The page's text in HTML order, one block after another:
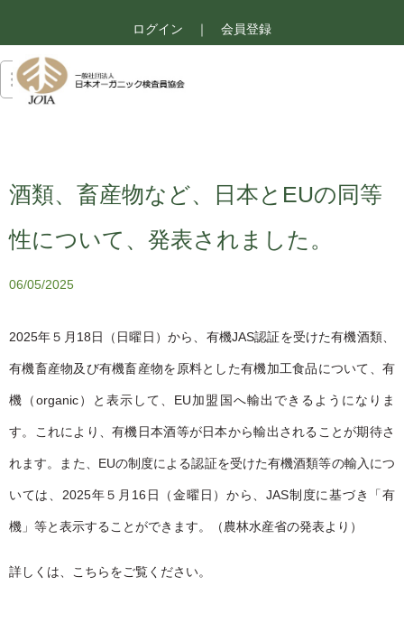
ログイン ｜ 会員登録
酒類、畜産物など、日本とEUの同等
性について、発表されました。
06/05/2025
2025年５月18日（日曜日）から、有機JAS認証を受けた有機酒類、
有機畜産物及び有機畜産物を原料とした有機加工食品について、有
機（organic）と表示して、EU加盟国へ輸出できるようになりま
す。これにより、有機日本酒等が日本から輸出されることが期待さ
れます。また、EUの制度による認証を受けた有機酒類等の輸入につ
いては、2025年５月16日（金曜日）から、JAS制度に基づき「有
機」等と表示することができます。（農林水産省の発表より）
詳しくは、こちらをご覧ください。